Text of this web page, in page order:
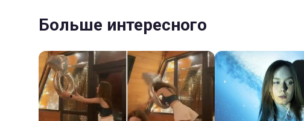
Больше интересного